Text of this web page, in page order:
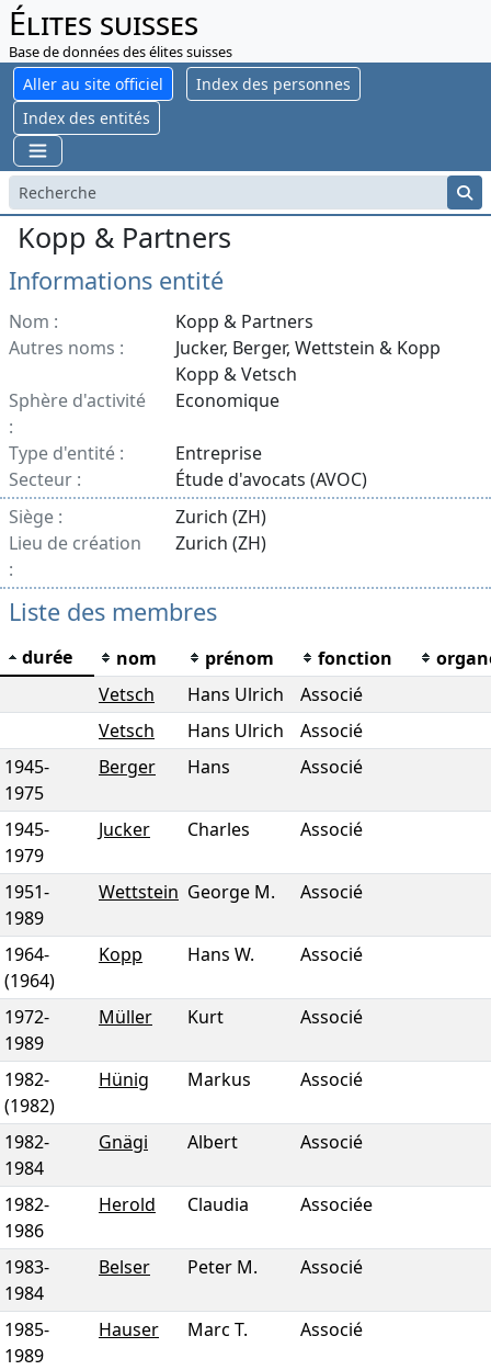
Élites suisses
Base de données des élites suisses
Aller au site officiel
Index des personnes
Index des entités
Kopp & Partners
Informations entité
Nom :
Kopp & Partners
Autres noms :
Jucker, Berger, Wettstein & Kopp
Kopp & Vetsch
Sphère d'activité
:
Economique
Type d'entité :
Entreprise
Secteur :
Étude d'avocats (AVOC)
Siège :
Zurich (ZH)
Lieu de création
:
Zurich (ZH)
Liste des membres
durée nom prénom fonction
Vetsch
Hans Ulrich
Associé
Vetsch
Hans Ulrich
Associé
1945-
1975
Berger Hans Associé
1945-
1979
Jucker Charles Associé
1951-
1989
Wettstein George M. Associé
1964-
(1964)
Kopp Hans W. Associé
1972-
1989
Müller Kurt Associé
1982-
(1982)
Hünig Markus Associé
1982-
1984
Gnägi Albert Associé
1982-
1986
Herold Claudia Associée
1983-
1984
Belser Peter M. Associé
1985-
1989
Hauser Marc T. Associé